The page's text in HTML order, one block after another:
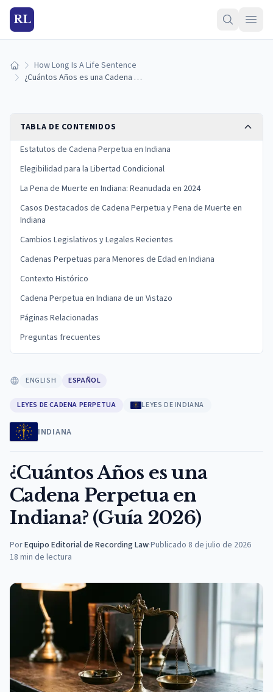
RL
Inicio How Long Is A Life Sentence
¿Cuántos Años es una Cadena Perpetua en Indiana? (Guía 2026)
TABLA DE CONTENIDOS
Estatutos de Cadena Perpetua en Indiana
Elegibilidad para la Libertad Condicional
La Pena de Muerte en Indiana: Reanudada en 2024
Casos Destacados de Cadena Perpetua y Pena de Muerte en
Indiana
Cambios Legislativos y Legales Recientes
Cadenas Perpetuas para Menores de Edad en Indiana
Contexto Histórico
Cadena Perpetua en Indiana de un Vistazo
Páginas Relacionadas
Preguntas frecuentes
ENGLISH ESPAÑOL
LEYES DE CADENA PERPETUA LEYES DE INDIANA
INDIANA
¿Cuántos Años es una
Cadena Perpetua en
Indiana? (Guía 2026)
PorEquipo Editorial de Recording Law·Publicado 8 de julio de 2026
18 min de lectura